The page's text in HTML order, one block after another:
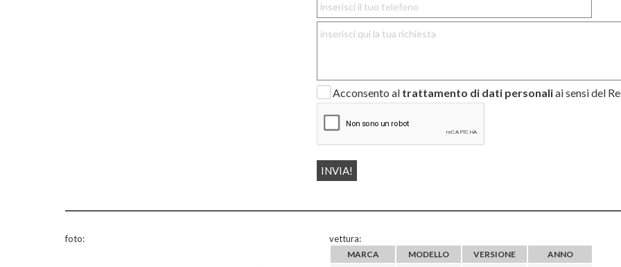
Acconsento al trattamento di dati personaliai sensi del
foto: vettura:
MARCA MODELLO VERSIONE
ANNO